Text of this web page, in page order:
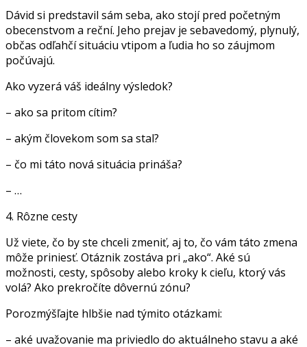
Dávid si predstavil sám seba, ako stojí pred početným
obecenstvom a reční. Jeho prejav je sebavedomý, plynulý,
občas odľahčí situáciu vtipom a ľudia ho so záujmom
počúvajú.
Ako vyzerá váš ideálny výsledok?
– ako sa pritom cítim?
– akým človekom som sa stal?
– čo mi táto nová situácia prináša?
– …
4. Rôzne cesty
Už viete, čo by ste chceli zmeniť, aj to, čo vám táto zmena
môže priniesť. Otáznik zostáva pri „ako“. Aké sú
možnosti, cesty, spôsoby alebo kroky k cieľu, ktorý vás
volá? Ako prekročíte dôvernú zónu?
Porozmýšľajte hlbšie nad týmito otázkami:
– aké uvažovanie ma priviedlo do aktuálneho stavu a aké